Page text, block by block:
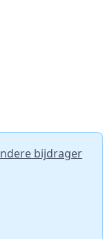
bijdrager